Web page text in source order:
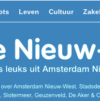
Leven Cultuur